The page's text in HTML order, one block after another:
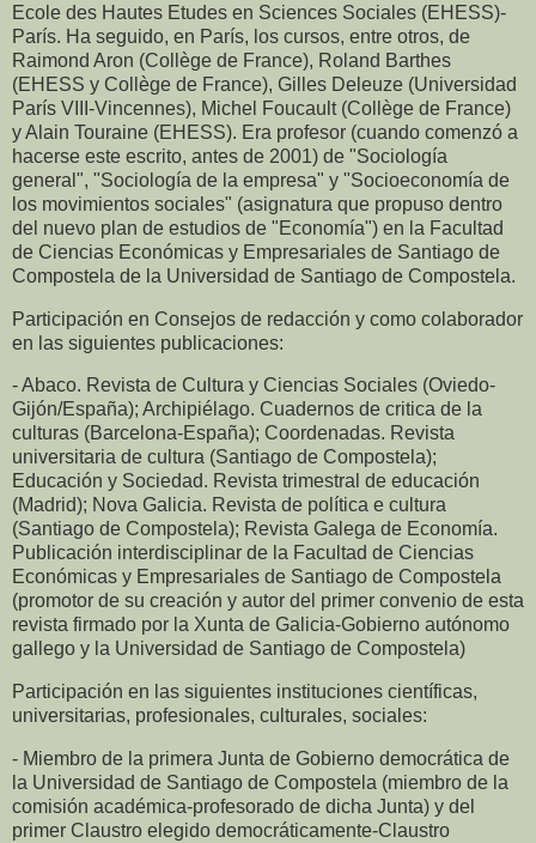
Ecole des Hautes Etudes en Sciences Sociales (EHESS)-
París. Ha seguido, en París, los cursos, entre otros, de
Raimond Aron (Collège de France), Roland Barthes
(EHESS y Collège de France), Gilles Deleuze (Universidad
París VIII-Vincennes), Michel Foucault (Collège de France)
y Alain Touraine (EHESS). Era profesor (cuando comenzó a
hacerse este escrito, antes de 2001) de "Sociología
general", "Sociología de la empresa" y "Socioeconomía de
los movimientos sociales" (asignatura que propuso dentro
del nuevo plan de estudios de "Economía") en la Facultad
de Ciencias Económicas y Empresariales de Santiago de
Compostela de la Universidad de Santiago de Compostela.
Participación en Consejos de redacción y como colaborador
en las siguientes publicaciones:
- Abaco. Revista de Cultura y Ciencias Sociales (Oviedo-
Gijón/España); Archipiélago. Cuadernos de critica de la
culturas (Barcelona-España); Coordenadas. Revista
universitaria de cultura (Santiago de Compostela);
Educación y Sociedad. Revista trimestral de educación
(Madrid); Nova Galicia. Revista de política e cultura
(Santiago de Compostela); Revista Galega de Economía.
Publicación interdisciplinar de la Facultad de Ciencias
Económicas y Empresariales de Santiago de Compostela
(promotor de su creación y autor del primer convenio de esta
revista firmado por la Xunta de Galicia-Gobierno autónomo
gallego y la Universidad de Santiago de Compostela)
Participación en las siguientes instituciones científicas,
universitarias, profesionales, culturales, sociales:
- Miembro de la primera Junta de Gobierno democrática de
la Universidad de Santiago de Compostela (miembro de la
comisión académica-profesorado de dicha Junta) y del
primer Claustro elegido democráticamente-Claustro